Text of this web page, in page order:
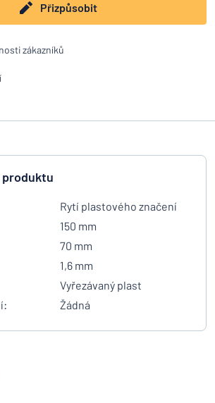
Přizpůsobit
zákazníků
Rytí plastového značení
150 mm
70 mm
1,6 mm
Vyřezávaný plast
Žádná